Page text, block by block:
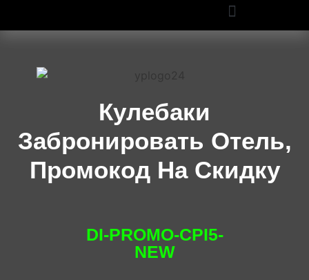
Кулебаки
Забронировать Отель,
Промокод На Скидку
DI-PROMO-CPI5-
NEW